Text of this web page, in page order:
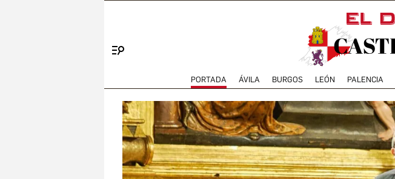
PORTADA ÁVILA BURGOS LEÓN PALENCIA